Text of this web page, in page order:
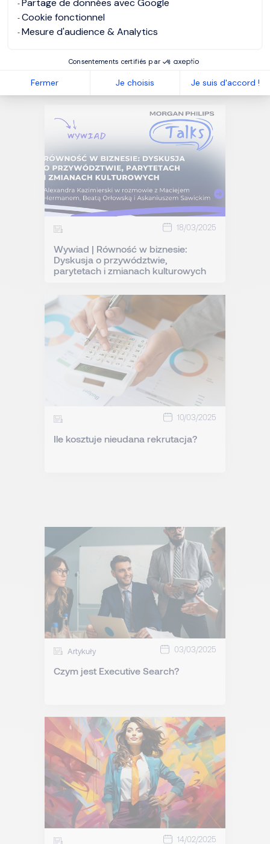
Partage de données avec Google
Cookie fonctionnel
Mesure d'audience & Analytics
Consentements certifiés par
Fermer Je choisis Je suis d'accord !
Dlaczego warto współpracować z
firmą executive search?
18/03/2025
Wywiad | Równość w biznesie:
Dyskusja o przywództwie,
parytetach i zmianach kulturowych
10/03/2025
Ile kosztuje nieudana rekrutacja?
Artykuły 03/03/2025
Czym jest Executive Search?
14/02/2025